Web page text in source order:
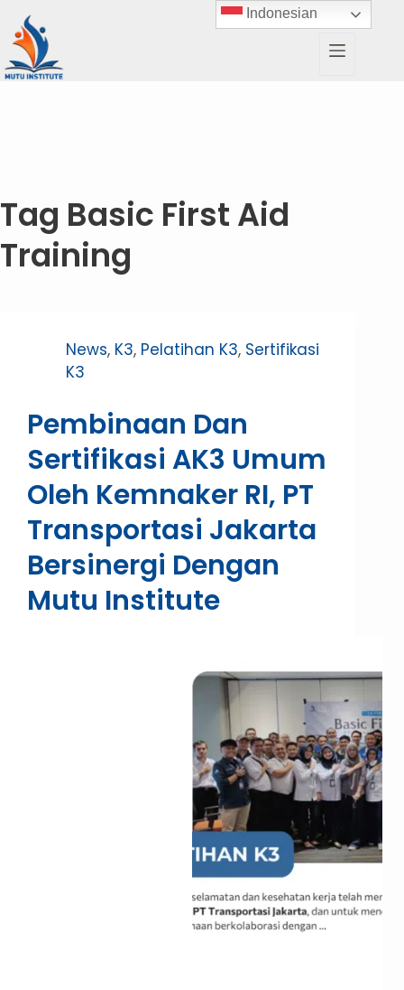
Tag Basic First Aid
Training
News, K3, Pelatihan K3, Sertifikasi
K3
Pembinaan Dan
Sertifikasi AK3 Umum
Oleh Kemnaker RI, PT
Transportasi Jakarta
Bersinergi Dengan
Mutu Institute
Indonesian